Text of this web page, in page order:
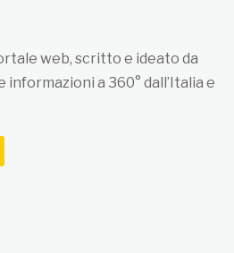
web, scritto e ideato da
a 360° dall’Italia e